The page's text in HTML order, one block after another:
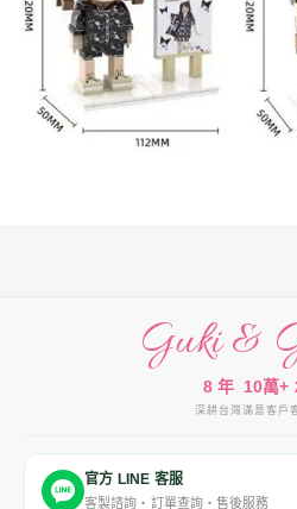
Guki &
8 年
深耕台灣
10萬+
滿意客戶
官方 LINE 客服
客製諮詢・訂單查詢・售後服務